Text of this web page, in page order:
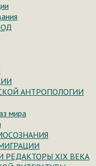
АНТРОПОЛОГИИ
мира
XIX ВЕКА